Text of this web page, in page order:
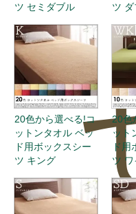
ツ セミダブル
ツ
20色から選べる!コ
ットンタオル ベッ
ド用ボックスシー
ツ キング
20色
ット
ド用
ツ